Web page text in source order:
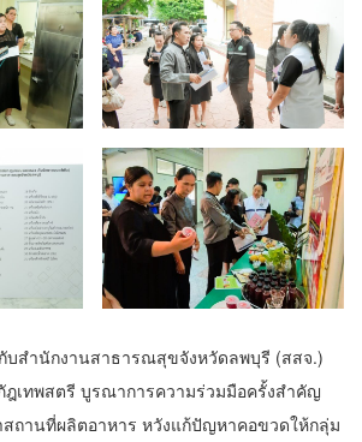
บสำนักงานสาธารณสุขจังหวัดลพบุรี (สสจ.)
เทพสตรี บูรณาการความร่วมมือครั้งสำคัญ
ถานที่ผลิตอาหาร หวังแก้ปัญหาคอขวดให้กลุ่ม